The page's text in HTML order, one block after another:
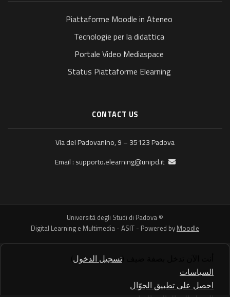
Piattaforme Moodle in Ateneo
Tecnologie per la didattica
Portale Video Mediaspace
Status Piattaforme Elearning
CONTACT US
Via del Padovanino, 9 – 35123 Padova
Email :
supporto.elearning@unipd.it
© Università degli Studi di Padova
Digital Learning e Multimedia - ASIT - Powered by Moodle
تسجيل الدخول
السياسات
احصل على تطبيق الجوّال